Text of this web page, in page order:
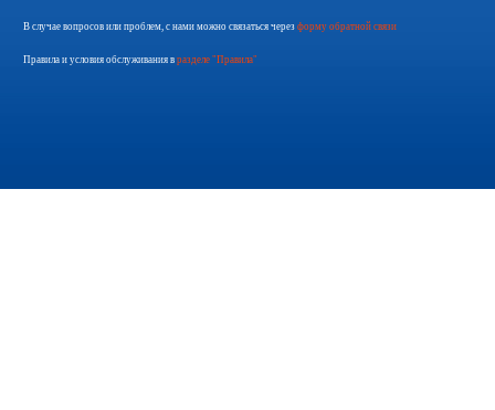
В случае вопросов или проблем, с нами можно связаться через форму обратной связи
Правила и условия обслуживания в разделе "Правила"